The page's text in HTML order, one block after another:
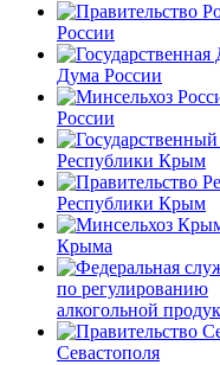
России
Дума России
России
Республики Крым
Республики Крым
Крыма
по регулированию
алкогольной
Севастополя